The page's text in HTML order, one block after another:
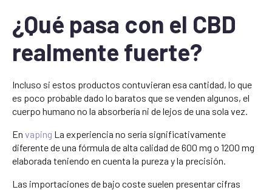
¿Qué pasa con el CBD
realmente fuerte?
Incluso si estos productos contuvieran esa cantidad, lo que
es poco probable dado lo baratos que se venden algunos, el
cuerpo humano no la absorbería ni de lejos de una sola vez.
En vaping La experiencia no sería significativamente
diferente de una fórmula de alta calidad de 600 mg o 1200 mg
elaborada teniendo en cuenta la pureza y la precisión.
Las importaciones de bajo coste suelen presentar cifras